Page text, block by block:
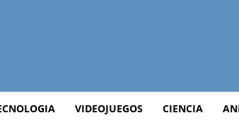
VIDEOJUEGOS CIENCIA